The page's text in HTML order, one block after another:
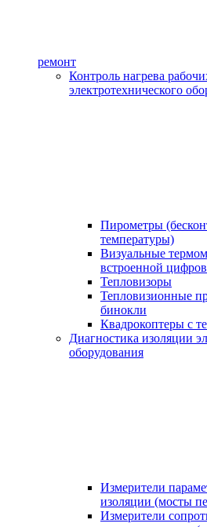
ремонт
Контроль нагрева
электротехнического
Пирометры
температуры)
Визуальные
встроенной
Тепловизоры
Тепловизионные
бинокли
Квадрокоптеры с
Диагностика изоляции
оборудования
Измерители
изоляции (мосты
Измерители